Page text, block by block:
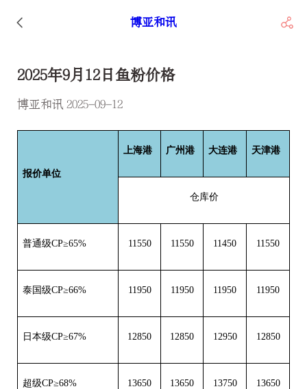
博亚和讯
2025年9月12日鱼粉价格
博亚和讯 2025-09-12
报价单位
上海港 广州港 大连港 天津港
仓库价
普通级CP≥65% 11550 11550 11450 11550
泰国级CP≥66% 11950 11950 11950 11950
日本级CP≥67% 12850 12850 12950 12850
超级CP≥68% 13650 13650 13750 13650